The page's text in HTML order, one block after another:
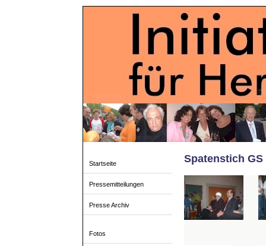
Startseite
Pressemitteilungen
Presse Archiv
Fotos
Spatenstich